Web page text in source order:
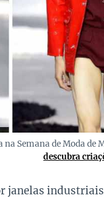
Semana de Moda
descubra
janelas